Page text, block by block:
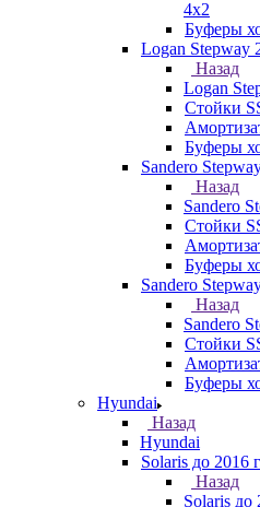
4х2
Буферы
Logan Stepway
Назад
Logan
Стойки
Буферы
Sandero
Назад
Sandero
Стойки
Буферы
Sandero
Назад
Sandero
Стойки
Буферы
Hyundai
Назад
Hyundai
Solaris до 2016
Назад
Solaris до